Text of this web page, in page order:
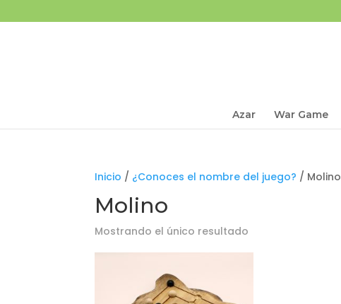
Azar War Game
Inicio / ¿Conoces el nombre del juego? / Molino
Molino
Mostrando el único resultado